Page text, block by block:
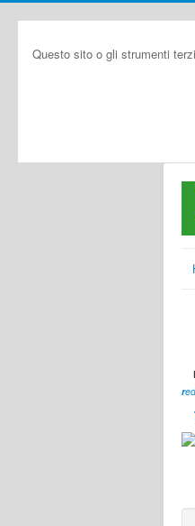
Questo sito o gli strumenti
r